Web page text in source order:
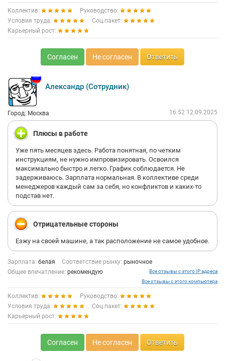
Коллектив:
Руководство:
Условия труда:
Соц.пакет:
Карьерный рост:
Согласен Не согласен Ответить
Александр (Сотрудник)
Город: Москва 16:52 12.09.2025
Плюсы в работе
Уже пять месяцев здесь. Работа понятная, по четким
инструкциям, не нужно импровизировать. Освоился
максимально быстро и легко. График соблюдается. Не
задерживаюсь. Зарплата нормальная. В коллективе среди
менеджеров каждый сам за себя, но конфликтов и каких-то
подстав нет.
Отрицательные стороны
Езжу на своей машине, а так расположение не самое удобное.
Зарплата: белая Соответствие рынку: рыночное
Общее впечатление: рекомендую
Все отзывы с этого IP адреса
Все отзывы с этого компьютера
Коллектив:
Руководство:
Условия труда:
Соц.пакет:
Карьерный рост:
Согласен Не согласен Ответить